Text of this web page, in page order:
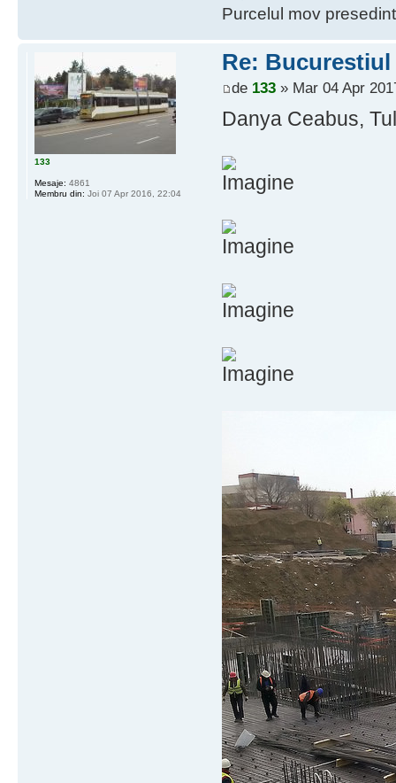
Purcelul mov
Re:
de 133» Mar 04 Apr
Danya Ceabus,
133
Mesaje: 4861
Membru din: Joi 07 Apr 2016, 22:04